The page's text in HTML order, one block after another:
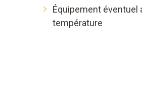
Équipement éventuel
température